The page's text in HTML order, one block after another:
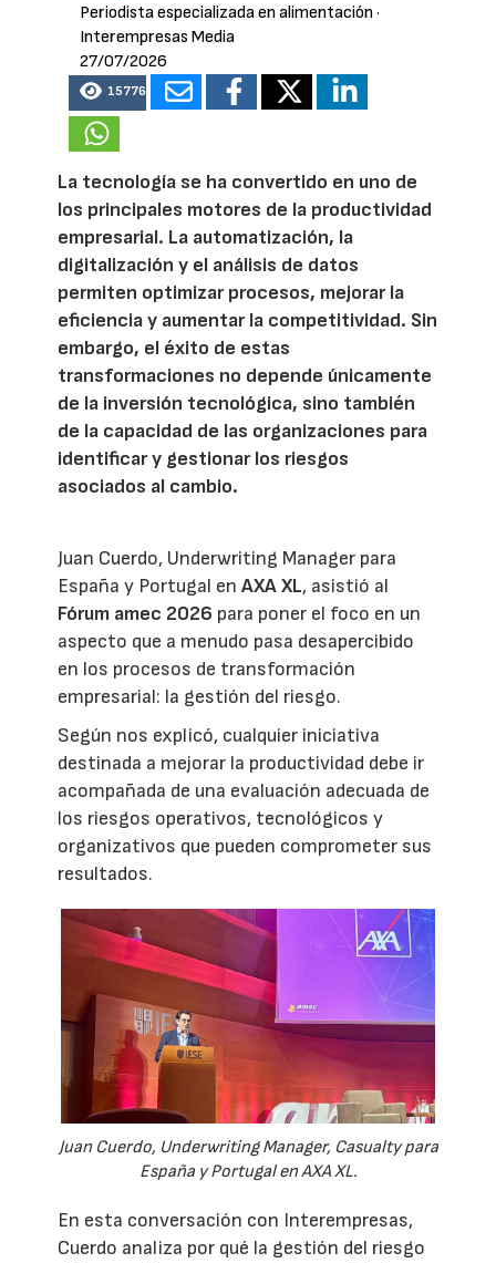
Periodista especializada en alimentación ·
Interempresas Media
27/07/2026
15776
La tecnología se ha convertido en uno de
los principales motores de la productividad
empresarial. La automatización, la
digitalización y el análisis de datos
permiten optimizar procesos, mejorar la
eficiencia y aumentar la competitividad. Sin
embargo, el éxito de estas
transformaciones no depende únicamente
de la inversión tecnológica, sino también
de la capacidad de las organizaciones para
identificar y gestionar los riesgos
asociados al cambio.
Juan Cuerdo, Underwriting Manager para
España y Portugal enAXA XL, asistió al
Fórum amec 2026 para poner el foco en un
aspecto que a menudo pasa desapercibido
en los procesos de transformación
empresarial: la gestión del riesgo.
Según nos explicó, cualquier iniciativa
destinada a mejorar la productividad debe ir
acompañada de una evaluación adecuada de
los riesgos operativos, tecnológicos y
organizativos que pueden comprometer sus
resultados.
Juan Cuerdo, Underwriting Manager, Casualty para
España y Portugal en AXA XL.
En esta conversación con Interempresas,
Cuerdo analiza por qué la gestión del riesgo